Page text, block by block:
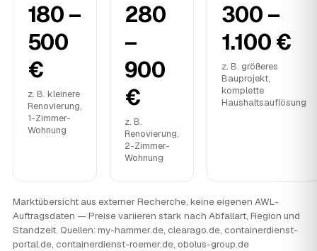
180 –
500
€
z. B. kleinere
Renovierung,
1-Zimmer-
Wohnung
280
–
900
€
z. B.
Renovierung,
2-Zimmer-
Wohnung
300 –
1.100 €
z. B. größeres
Bauprojekt,
komplette
Haushaltsauflösung
Marktübersicht aus externer Recherche, keine eigenen AWL-
Auftragsdaten — Preise variieren stark nach Abfallart, Region und
Standzeit. Quellen: my-hammer.de, clearago.de, containerdienst-
portal.de, containerdienst-roemer.de, obolus-group.de